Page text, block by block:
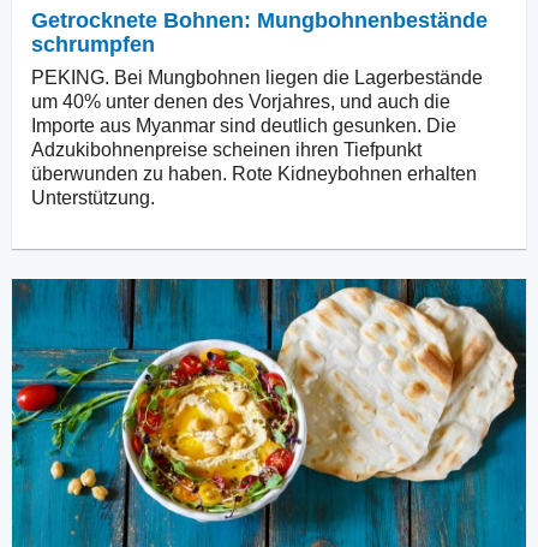
Getrocknete Bohnen: Mungbohnenbestände
schrumpfen
PEKING. Bei Mungbohnen liegen die Lagerbestände
um 40% unter denen des Vorjahres, und auch die
Importe aus Myanmar sind deutlich gesunken. Die
Adzukibohnenpreise scheinen ihren Tiefpunkt
überwunden zu haben. Rote Kidneybohnen erhalten
Unterstützung.